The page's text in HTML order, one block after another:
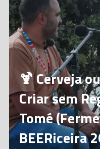
🍹 Cerveja
Criar sem
Tomé
BEERiceira